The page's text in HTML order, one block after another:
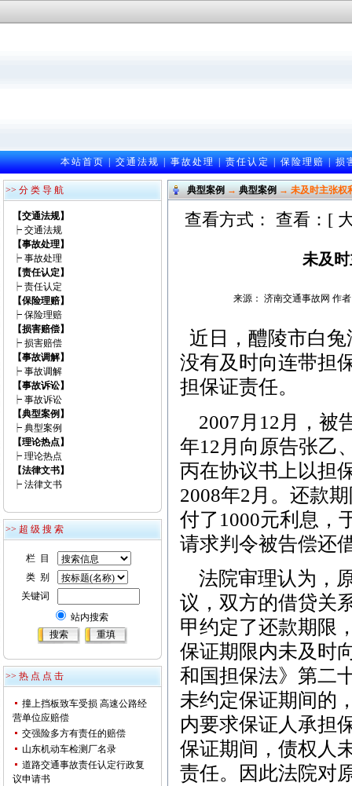
本站首页|交通法规|事故处理|责任认定|保险理赔|损
>> 分 类 导 航
【交通法规】
┝ 交通法规
【事故处理】
┝ 事故处理
【责任认定】
┝ 责任认定
【保险理赔】
┝ 保险理赔
【损害赔偿】
┝ 损害赔偿
【事故调解】
┝ 事故调解
【事故诉讼】
┝ 事故诉讼
【典型案例】
┝ 典型案例
【理论热点】
┝ 理论热点
【法律文书】
┝ 法律文书
>> 超 级 搜 索
栏 目
类 别
关键词
站内搜索
>> 热 点 点 击
撞上挡板致车受损 高速公路经
营单位应赔偿
交强险多方有责任的赔偿
山东机动车检测厂名录
道路交通事故责任认定行政复
议申请书
典型案例→典型案例→ 未及时主张权
查看方式： 查看：[
未及
来源： 济南交通事故网 作
近日，醴陵市白
没有及时向连带担
担保证责任。
2007月12月，被
年12月向原告张乙
丙在协议书上以担
2008年2月。还款
付了1000元利息，
请求判令被告偿还
法院审理认为，
议，双方的借贷关
甲约定了还款期限
保证期限内未及时
和国担保法》第二
未约定保证期间的
内要求保证人承担
保证期间，债权人
责任。因此法院对